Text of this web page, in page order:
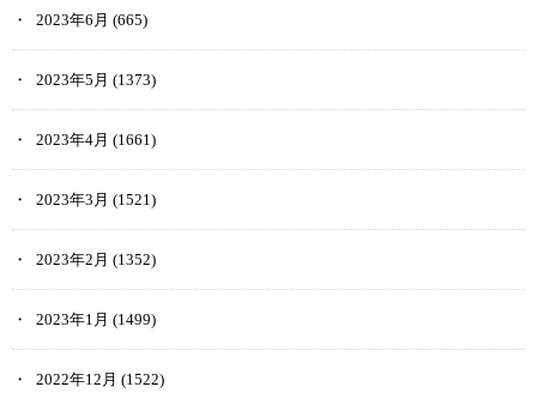
2023年6月 (665)
2023年5月 (1373)
2023年4月 (1661)
2023年3月 (1521)
2023年2月 (1352)
2023年1月 (1499)
2022年12月 (1522)